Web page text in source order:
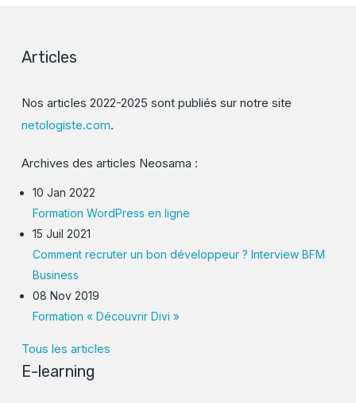
Articles
Nos articles 2022-2025 sont publiés sur notre site
netologiste.com.
Archives des articles Neosama :
10 Jan 2022
Formation WordPress en ligne
15 Juil 2021
Comment recruter un bon développeur ? Interview BFM
Business
08 Nov 2019
Formation « Découvrir Divi »
Tous les articles
E-learning